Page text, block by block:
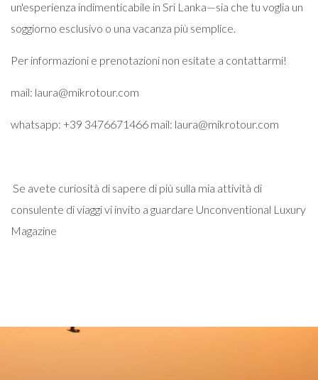
un'esperienza indimenticabile in Sri Lanka—sia che tu voglia un
soggiorno esclusivo o una vacanza più semplice.
Per informazioni e prenotazioni non esitate a contattarmi!
mail: laura@mikrotour.com
whatsapp: +39 3476671466 mail: laura@mikrotour.com
Se avete curiosità di sapere di più sulla mia attività di
consulente di viaggi vi invito a guardare Unconventional Luxury
Magazine